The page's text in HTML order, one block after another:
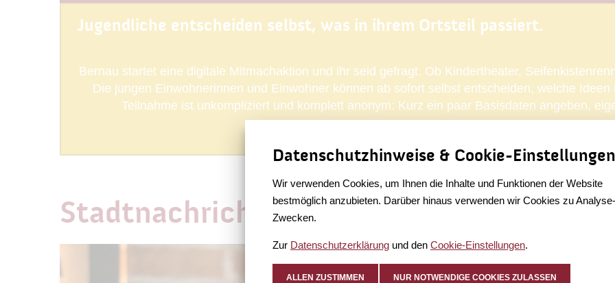
Jugendliche entscheiden selbst, was in ihrem Ortsteil passiert.
Bernau startet eine digitale Mitmachaktion und ihr seid gefragt. Ob Kindertheater,
Die jungen Einwohnerinnen und Einwohner können ab sofort selbst entscheiden, welche
Teilnahme ist unkompliziert und komplett anonym: Kurz ein paar Basisdaten angeben,
Stadtnachrichten
Datenschutzhinweise & Cookie-Einstellungen
Wir verwenden Cookies, um Ihnen die Inhalte und Funktionen der Website
bestmöglich anzubieten. Darüber hinaus verwenden wir Cookies zu Analyse-
Zwecken.
Zur Datenschutzerklärung und den Cookie-Einstellungen.
ALLEN ZUSTIMMEN NUR NOTWENDIGE COOKIES ZULASSEN